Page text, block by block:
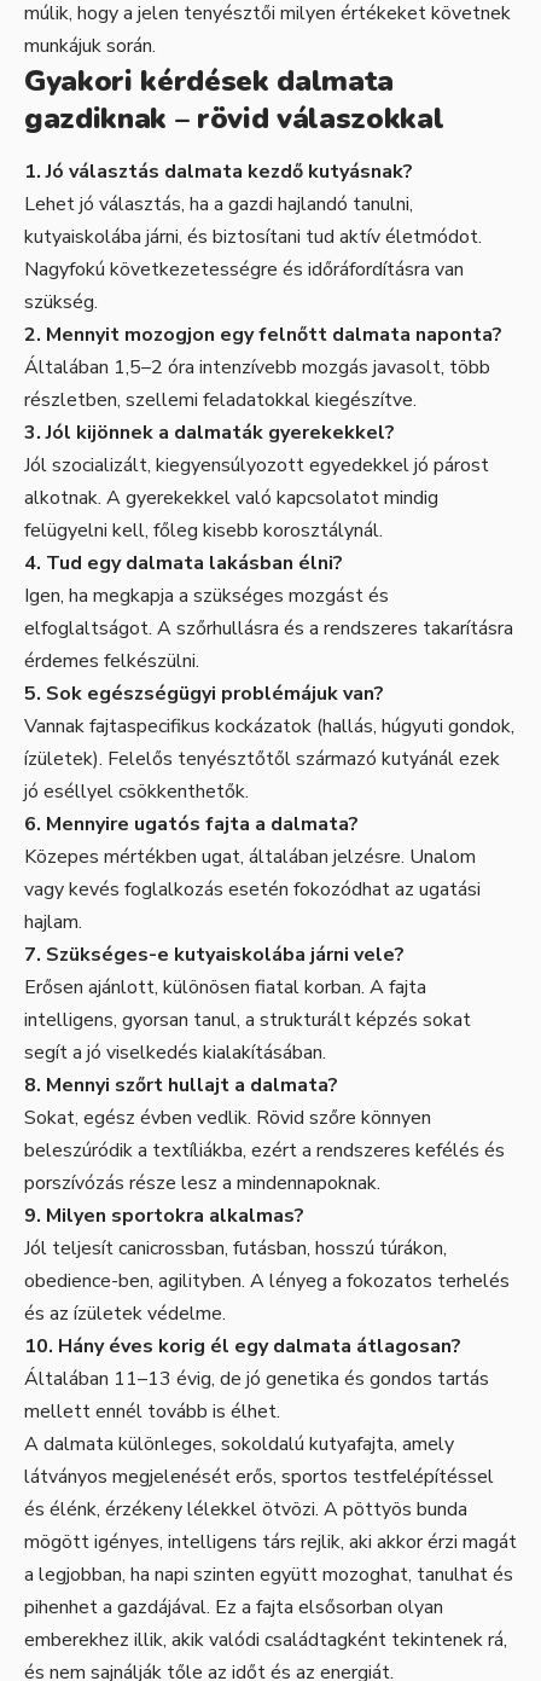
múlik, hogy a jelen tenyésztői milyen értékeket követnek
munkájuk során.
Gyakori kérdések dalmata
gazdiknak – rövid válaszokkal
1. Jó választás dalmata kezdő kutyásnak?
Lehet jó választás, ha a gazdi hajlandó tanulni,
kutyaiskolába járni, és biztosítani tud aktív életmódot.
Nagyfokú következetességre és időráfordításra van
szükség.
2. Mennyit mozogjon egy felnőtt dalmata naponta?
Általában 1,5–2 óra intenzívebb mozgás javasolt, több
részletben, szellemi feladatokkal kiegészítve.
3. Jól kijönnek a dalmaták gyerekekkel?
Jól szocializált, kiegyensúlyozott egyedekkel jó párost
alkotnak. A gyerekekkel való kapcsolatot mindig
felügyelni kell, főleg kisebb korosztálynál.
4. Tud egy dalmata lakásban élni?
Igen, ha megkapja a szükséges mozgást és
elfoglaltságot. A szőrhullásra és a rendszeres takarításra
érdemes felkészülni.
5. Sok egészségügyi problémájuk van?
Vannak fajtaspecifikus kockázatok (hallás, húgyuti gondok,
ízületek). Felelős tenyésztőtől származó kutyánál ezek
jó eséllyel csökkenthetők.
6. Mennyire ugatós fajta a dalmata?
Közepes mértékben ugat, általában jelzésre. Unalom
vagy kevés foglalkozás esetén fokozódhat az ugatási
hajlam.
7. Szükséges-e kutyaiskolába járni vele?
Erősen ajánlott, különösen fiatal korban. A fajta
intelligens, gyorsan tanul, a strukturált képzés sokat
segít a jó viselkedés kialakításában.
8. Mennyi szőrt hullajt a dalmata?
Sokat, egész évben vedlik. Rövid szőre könnyen
beleszúródik a textíliákba, ezért a rendszeres kefélés és
porszívózás része lesz a mindennapoknak.
9. Milyen sportokra alkalmas?
Jól teljesít canicrossban, futásban, hosszú túrákon,
obedience-ben, agilityben. A lényeg a fokozatos terhelés
és az ízületek védelme.
10. Hány éves korig él egy dalmata átlagosan?
Általában 11–13 évig, de jó genetika és gondos tartás
mellett ennél tovább is élhet.
A dalmata különleges, sokoldalú kutyafajta, amely
látványos megjelenését erős, sportos testfelépítéssel
és élénk, érzékeny lélekkel ötvözi. A pöttyös bunda
mögött igényes, intelligens társ rejlik, aki akkor érzi magát
a legjobban, ha napi szinten együtt mozoghat, tanulhat és
pihenhet a gazdájával. Ez a fajta elsősorban olyan
emberekhez illik, akik valódi családtagként tekintenek rá,
és nem sajnálják tőle az időt és az energiát.